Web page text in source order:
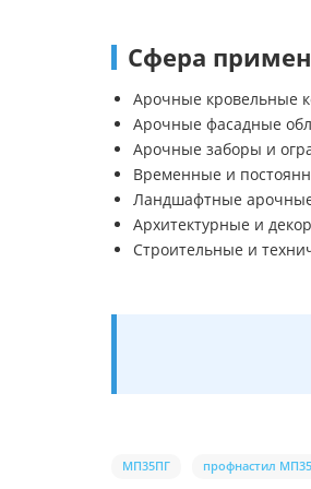
Сфера
Арочные кровельные
Арочные фасадные
Арочные заборы и
Временные и
Ландшафтные
Архитектурные и
Строительные и
МП35ПГ профнастил